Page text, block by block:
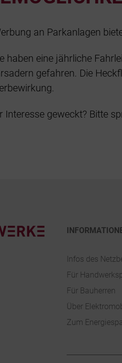
an Parkanlagen
haben eine jährliche
gefahren. Die
Interesse geweckt? Bitte
Infos des
Für
Für Bauherren
Über
Zum